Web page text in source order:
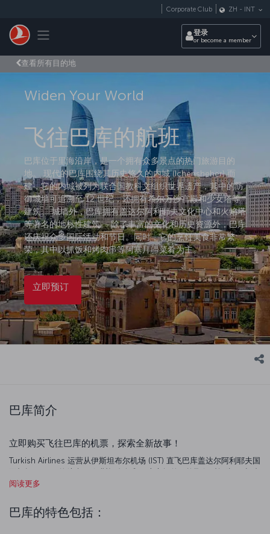
Toggle navigation
Corporate Club ZH - INT
登录
or become a member
查看所有目的地
Widen Your World
飞往巴库的航班
巴库位于里海沿岸，是一个拥有众多景点的热门旅游目的
地。 现代的巴库围绕其历史悠久的内城 (Icherisheher) 而
建，它的内城被列为联合国教科文组织世界遗产，其中的防
御城墙可追溯至 12 世纪，还拥有希尔万沙宫殿和少女塔等
建筑。 城墙外，巴库拥有盖达尔阿利耶夫文化中心和火焰塔
等著名的地标性建筑。 除了丰富的文化和历史资源外，巴库
还庆祝众多国际活动和节日。同时，它的烹饪美食非常繁
荣，其中以抓饭和烤肉串等阿塞拜疆菜肴为主。
立即预订
巴库简介
立即购买飞往巴库的机票，探索全新故事！
Turkish Airlines 运营从伊斯坦布尔机场 (IST) 直飞巴库盖达尔阿利耶夫国
55 分钟。
Turkish Airlines 在盖达尔阿利耶夫国际机场运营飞往巴库的航班，该机
阅读更多
巴库的特色包括：